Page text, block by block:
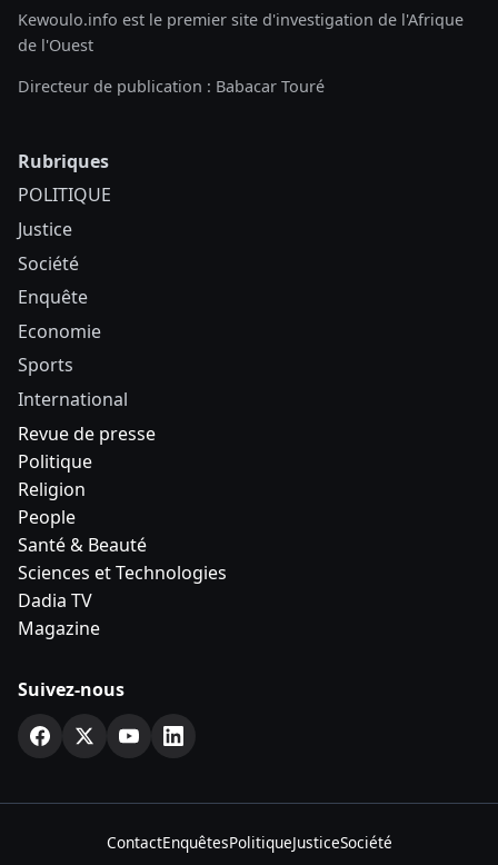
Kewoulo.info est le premier site d'investigation de l'Afrique
de l'Ouest
Directeur de publication : Babacar Touré
Rubriques
POLITIQUE
Justice
Société
Enquête
Economie
Sports
International
Revue de presse
Politique
Religion
People
Santé & Beauté
Sciences et Technologies
Dadia TV
Magazine
Suivez-nous
ContactEnquêtesPolitiqueJusticeSociété